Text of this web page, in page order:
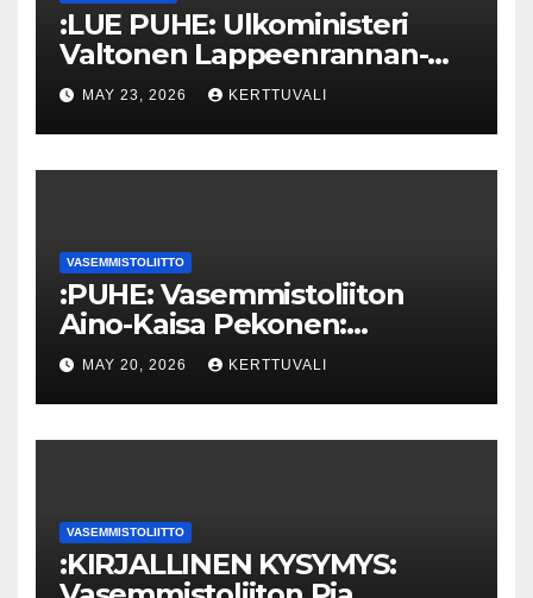
:LUE PUHE: Ulkoministeri
Valtonen Lappeenrannan-
Lahden teknillisen yliopiston
kunniatohtoriksi
MAY 23, 2026 KERTTUVALI
VASEMMISTOLIITTO
:PUHE: Vasemmistoliiton
Aino-Kaisa Pekonen:
Eriarvoistumisen
pysäyttäminen luo
turvallisuutta
MAY 20, 2026 KERTTUVALI
VASEMMISTOLIITTO
:KIRJALLINEN KYSYMYS: